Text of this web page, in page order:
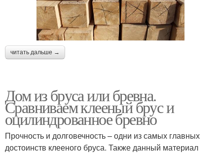
читать дальше →
Дом из бруса или бревна.
Сравниваем клееный брус и
оцилиндрованное бревно
Прочность и долговечность – одни из самых главных
достоинств клееного бруса. Также данный материал